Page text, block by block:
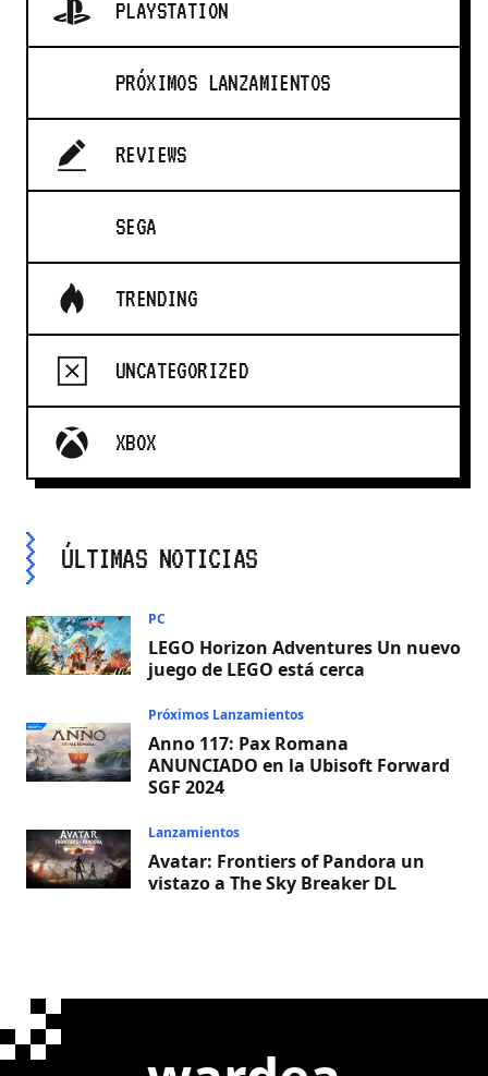
PLAYSTATION
PRÓXIMOS LANZAMIENTOS
REVIEWS
SEGA
TRENDING
UNCATEGORIZED
XBOX
ÚLTIMAS NOTICIAS
PC
LEGO Horizon Adventures Un nuevo
juego de LEGO está cerca
Próximos Lanzamientos
Anno 117: Pax Romana
ANUNCIADO en la Ubisoft Forward
SGF 2024
Lanzamientos
Avatar: Frontiers of Pandora un
vistazo a The Sky Breaker DL